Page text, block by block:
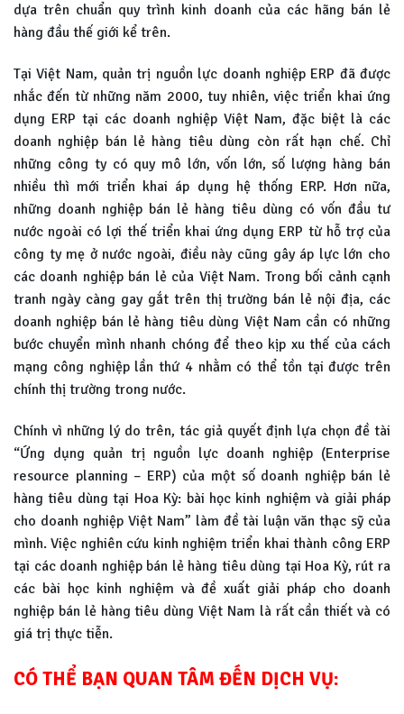
dựa trên chuẩn quy trình kinh doanh của các hãng bán lẻ
hàng đầu thế giới kể trên.
Tại Việt Nam, quản trị nguồn lực doanh nghiệp ERP đã được
nhắc đến từ những năm 2000, tuy nhiên, việc triển khai ứng
dụng ERP tại các doanh nghiệp Việt Nam, đặc biệt là các
doanh nghiệp bán lẻ hàng tiêu dùng còn rất hạn chế. Chỉ
những công ty có quy mô lớn, vốn lớn, số lượng hàng bán
nhiều thì mới triển khai áp dụng hệ thống ERP. Hơn nữa,
những doanh nghiệp bán lẻ hàng tiêu dùng có vốn đầu tư
nước ngoài có lợi thế triển khai ứng dụng ERP từ hỗ trợ của
công ty mẹ ở nước ngoài, điều này cũng gây áp lực lớn cho
các doanh nghiệp bán lẻ của Việt Nam. Trong bối cảnh cạnh
tranh ngày càng gay gắt trên thị trường bán lẻ nội địa, các
doanh nghiệp bán lẻ hàng tiêu dùng Việt Nam cần có những
bước chuyển mình nhanh chóng để theo kịp xu thế của cách
mạng công nghiệp lần thứ 4 nhằm có thể tồn tại được trên
chính thị trường trong nước.
Chính vì những lý do trên, tác giả quyết định lựa chọn đề tài
“Ứng dụng quản trị nguồn lực doanh nghiệp (Enterprise
resource planning – ERP) của một số doanh nghiệp bán lẻ
hàng tiêu dùng tại Hoa Kỳ: bài học kinh nghiệm và giải pháp
cho doanh nghiệp Việt Nam” làm đề tài luận văn thạc sỹ của
mình. Việc nghiên cứu kinh nghiệm triển khai thành công ERP
tại các doanh nghiệp bán lẻ hàng tiêu dùng tại Hoa Kỳ, rút ra
các bài học kinh nghiệm và đề xuất giải pháp cho doanh
nghiệp bán lẻ hàng tiêu dùng Việt Nam là rất cần thiết và có
giá trị thực tiễn.
CÓ THỂ BẠN QUAN TÂM ĐẾN DỊCH VỤ: